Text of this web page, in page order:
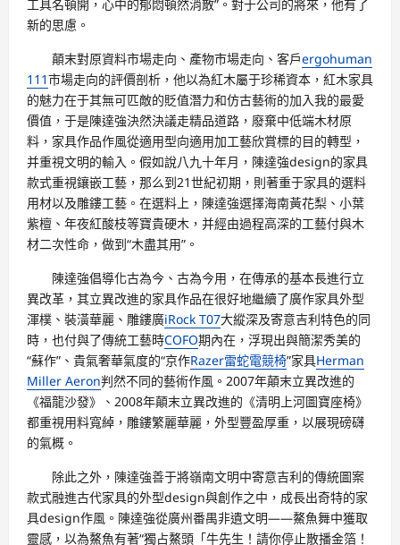
工具名頓開，心中的郁悶頓然消散”。對于公司的將來，他有了
新的思慮。
顛末對原資料市場走向、產物市場走向、客戶ergohuman
111市場走向的評價剖析，他以為紅木屬于珍稀資本，紅木家具
的魅力在于其無可匹敵的貶值潛力和仿古藝術的加入我的最愛
價值，于是陳達強決然決議走精品道路，廢棄中低端木材原
料，家具作品作風從適用型向適用加工藝欣賞標的目的轉型，
并重視文明的輸入。假如說八九十年月，陳達強design的家具
款式重視鑲嵌工藝，那么到21世紀初期，則著重于家具的選料
用材以及雕鏤工藝。在選料上，陳達強選擇海南黃花梨、小葉
紫檀、年夜紅酸枝等寶貴硬木，并經由過程高深的工藝付與木
材二次性命，做到“木盡其用”。
陳達強倡導化古為今、古為今用，在傳承的基本長進行立
異改革，其立異改進的家具作品在很好地繼續了廣作家具外型
渾樸、裝潢華麗、雕鏤廣iRock T07大縱深及寄意吉利特色的同
時，也付與了傳統工藝時COFO期內在，浮現出與簡潔秀美的
“蘇作”、貴氣奢華氣度的“京作Razer雷蛇電競椅”家具Herman
Miller Aeron判然不同的藝術作風。2007年顛末立異改進的
《福龍沙發》、2008年顛末立異改進的《清明上河圖寶座椅》
都重視用料寬綽，雕鏤繁麗華麗，外型豐盈厚重，以展現磅礴
的氣概。
除此之外，陳達強善于將嶺南文明中寄意吉利的傳統圖案
款式融進古代家具的外型design與創作之中，成長出奇特的家
具design作風。陳達強從廣州番禺非遺文明——鰲魚舞中獲取
靈感，以為鰲魚有著“獨占鰲頭「牛先生！請你停止散播金箔！